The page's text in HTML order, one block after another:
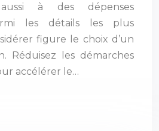
à des dépenses
les détails les plus
figure le choix d’un
Réduisez les démarches
accélérer le…